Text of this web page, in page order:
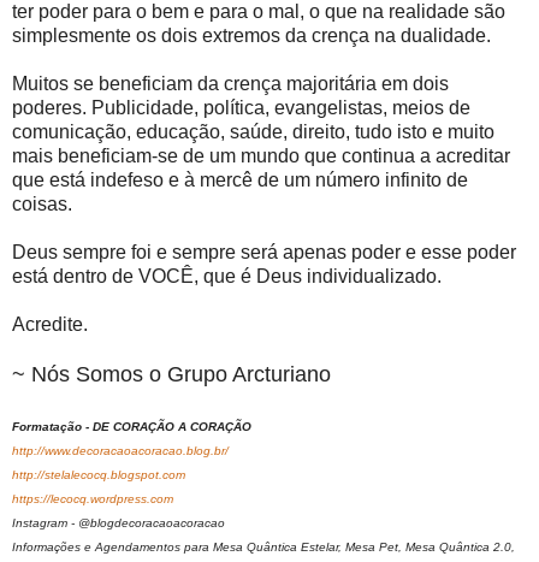
ter poder para o bem e para o mal, o que na realidade são
simplesmente os dois extremos da crença na dualidade.
Muitos se beneficiam da crença majoritária em dois
poderes. Publicidade, política, evangelistas, meios de
comunicação, educação, saúde, direito, tudo isto e muito
mais beneficiam-se de um mundo que continua a acreditar
que está indefeso e à mercê de um número infinito de
coisas.
Deus sempre foi e sempre será apenas poder e esse poder
está dentro de VOCÊ, que é Deus individualizado.
Acredite.
~ Nós Somos o Grupo Arcturiano
Formatação - DE CORAÇÃO A CORAÇÃO
http://www.decoracaoacoracao.blog.br/
http://stelalecocq.blogspot.com
https://lecocq.wordpress.com
Instagram - @blogdecoracaoacoracao
Informações e Agendamentos para Mesa Quântica Estelar, Mesa Pet, Mesa Quântica 2.0,